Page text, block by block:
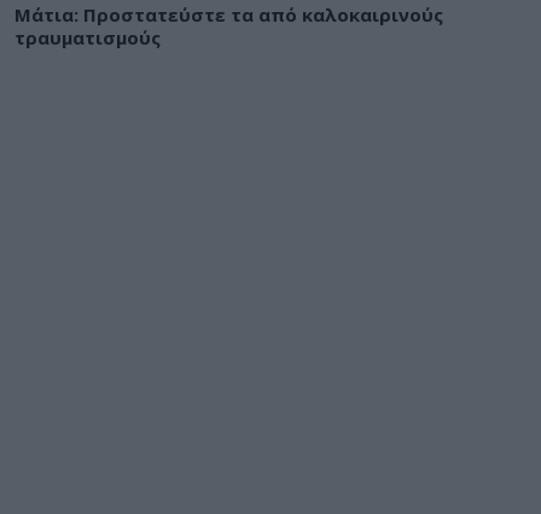
Μάτια: Προστατεύστε τα από καλοκαιρινούς
τραυματισμούς